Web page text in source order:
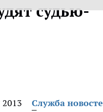
судью-
Служба